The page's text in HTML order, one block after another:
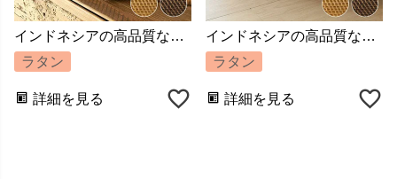
インドネシアの高品質な天然ラタンを使用し、バリ島の熟練した職人がハンドメイドで一つひとつ丁寧に仕上げたバスケット
ラタン
詳細を見る
インドネシアの高品質な天然ラタンを使用し、バリ島の熟練した職人がハンドメイドで一つひとつ丁寧に仕上げたバスケット
ラタン
詳細を見る